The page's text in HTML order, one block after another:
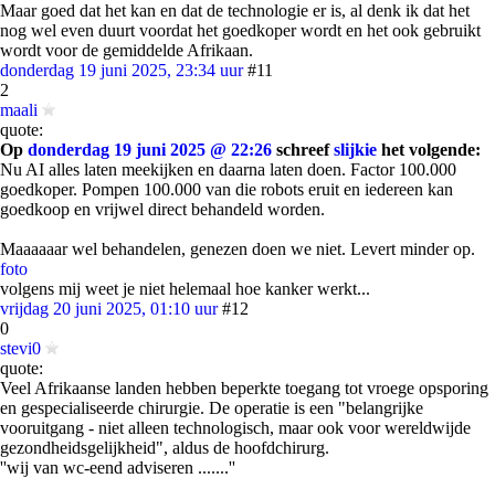
Maar goed dat het kan en dat de technologie er is, al denk ik dat het
nog wel even duurt voordat het goedkoper wordt en het ook gebruikt
wordt voor de gemiddelde Afrikaan.
donderdag 19 juni 2025, 23:34 uur #11
2
maali
quote:
Op donderdag 19 juni 2025 @ 22:26 schreefslijkie het volgende:
Nu AI alles laten meekijken en daarna laten doen. Factor 100.000
goedkoper. Pompen 100.000 van die robots eruit en iedereen kan
goedkoop en vrijwel direct behandeld worden.
Maaaaaar wel behandelen, genezen doen we niet. Levert minder op.
foto
volgens mij weet je niet helemaal hoe kanker werkt...
vrijdag 20 juni 2025, 01:10 uur #12
0
stevi0
quote:
Veel Afrikaanse landen hebben beperkte toegang tot vroege opsporing
en gespecialiseerde chirurgie. De operatie is een "belangrijke
vooruitgang - niet alleen technologisch, maar ook voor wereldwijde
gezondheidsgelijkheid", aldus de hoofdchirurg.
''wij van wc-eend adviseren .......''